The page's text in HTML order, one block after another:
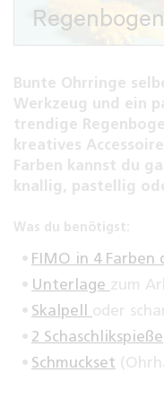
Bunte Ohrringe
Werkzeug und ein
trendige
kreatives
Farben kannst du
knallig, pastellig
Was du benötigst:
FIMO in 4 Farben
Unterlage zum
Skalpell oder
2 Schaschlikspieße
Schmuckset